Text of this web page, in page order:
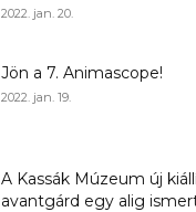
2022. jan. 20.
Jön a 7. Animascope!
2022. jan. 19.
A Kassák Múzeum új
avantgárd egy alig